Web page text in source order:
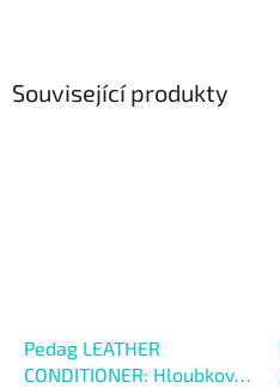
Související produkty
Pedag LEATHER
CONDITIONER: Hloubkově